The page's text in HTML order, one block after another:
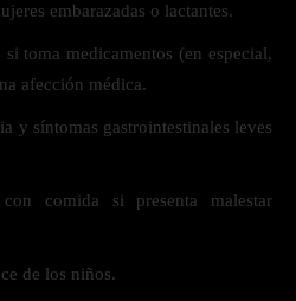
embarazadas o lactantes.
toma medicamentos (en especial,
afección médica.
y síntomas gastrointestinales leves
comida si presenta malestar
de los niños.